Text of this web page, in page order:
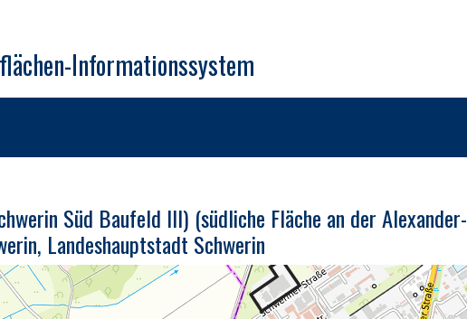
Informationssystem
Süd Baufeld III) (südliche Fläche an der Alexander-
Landeshauptstadt Schwerin